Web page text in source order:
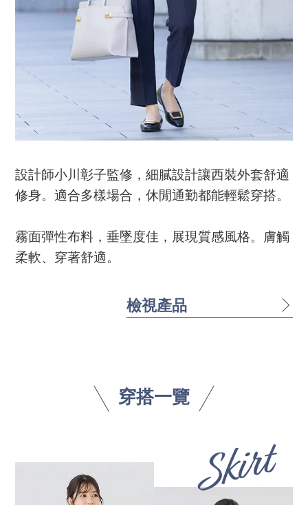
設計師小川彰子監修，細膩設計讓西裝外套舒適
修身。適合多樣場合，休閒通勤都能輕鬆穿搭。
霧面彈性布料，垂墜度佳，展現質感風格。膚觸
柔軟、穿著舒適。
檢視產品
穿搭一覽